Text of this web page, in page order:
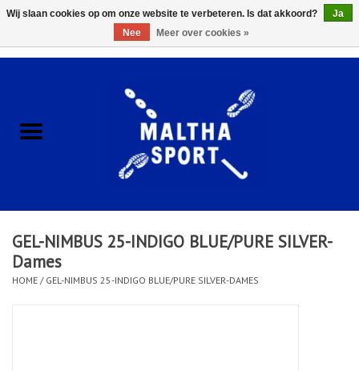
ACCESSOIRES/HARDWARE
KLEDING
CLUBSHOPS
GEL-NIMBUS 25-INDIGO BLUE/PURE SILVER-
Dames
HOME / GEL-NIMBUS 25-INDIGO BLUE/PURE SILVER-DAMES
Wij slaan cookies op om onze website te verbeteren. Is dat akkoord?
Ja
Nee
Meer over cookies »